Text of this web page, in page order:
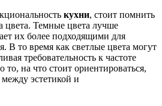
кухни, стоит помнить
цвета. Темные цвета лучше
их более подходящими для
В то время как светлые цвета могут
требовательность к частоте
на что стоит ориентироваться,
между эстетикой и